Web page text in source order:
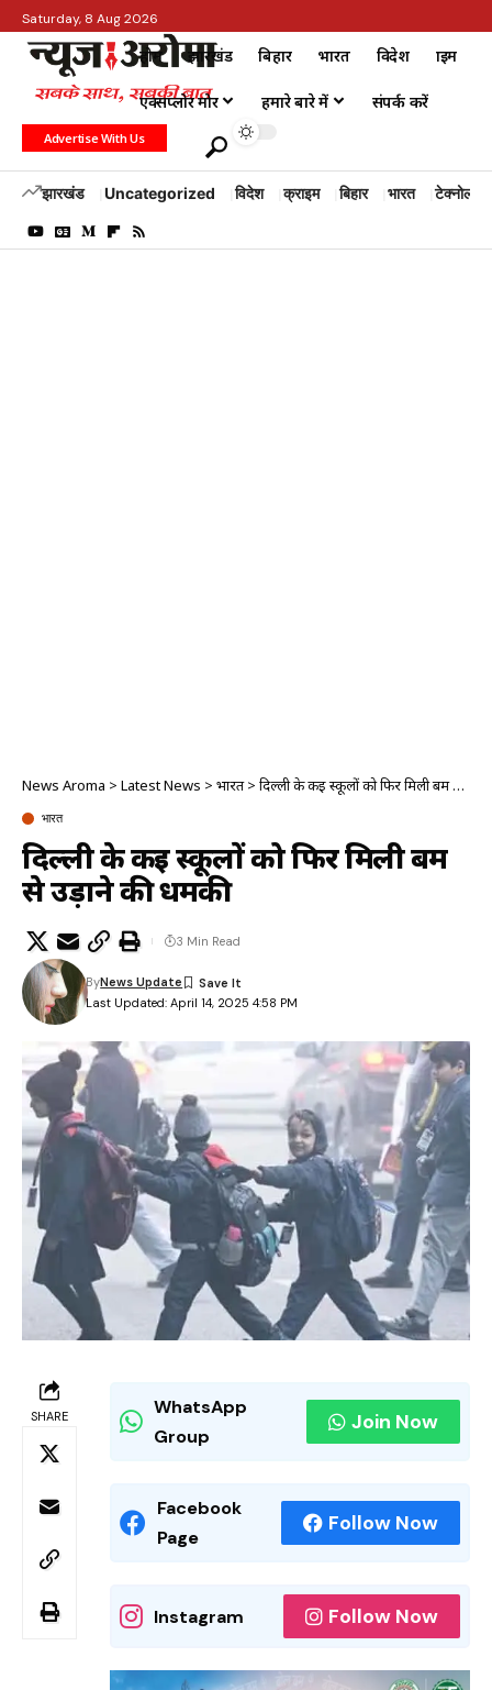
Saturday, 8 Aug 2026
होम झारखंड बिहार भारत विदेश क्राइम
एक्सप्लोर मोर हमारे बारे में संपर्क करें
Advertise With Us
झारखंड Uncategorized विदेश क्राइम बिहार भारत टेक्नोलॉजी
News Aroma > Latest News > भारत> दिल्ली के कई स्कूलों को फिर मिली बम से उड़ाने की धमकी
भारत
दिल्ली के कई स्कूलों को फिर मिली बम
से उड़ाने की धमकी
Last Updated: April 14, 2025 4:58 PM
ByNews Update
3 Min Read
SHARE
WhatsApp
Group
Join Now
Facebook
Page
Follow Now
Instagram Follow Now